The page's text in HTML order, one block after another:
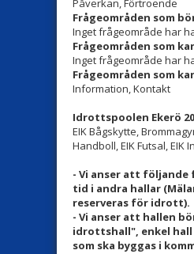
Påverkan, Förtroende
Frågeområden som
Inget frågeområde har
Frågeområden som
Inget frågeområde har
Frågeområden som
Information, Kontakt
Idrottspoolen Ekerö
EIK Bågskytte,
Handboll, EIK Futsal,
- Vi anser att
tid i andra hallar
reserveras för idrott).
- Vi anser att hallen
idrottshall", enkel hall
som ska byggas i